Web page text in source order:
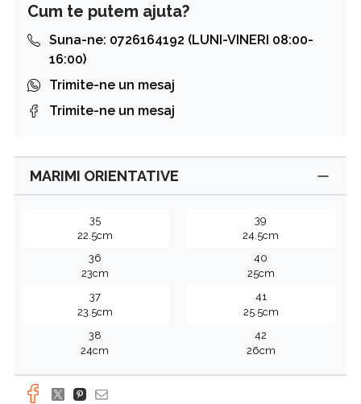
Cum te putem ajuta?
Suna-ne: 0726164192 (LUNI-VINERI 08:00-
16:00)
Trimite-ne un mesaj
Trimite-ne un mesaj
MARIMI ORIENTATIVE
35
22.5cm
36
23cm
37
23.5cm
38
24cm
39
24.5cm
40
25cm
41
25.5cm
42
26cm